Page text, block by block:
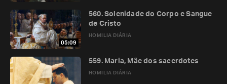
05:09
HOMILIA DIÁRIA
560. Solenidade do Corpo e Sangue
de Cristo
HOMILIA DIÁRIA
559. Maria, Mãe dos sacerdotes